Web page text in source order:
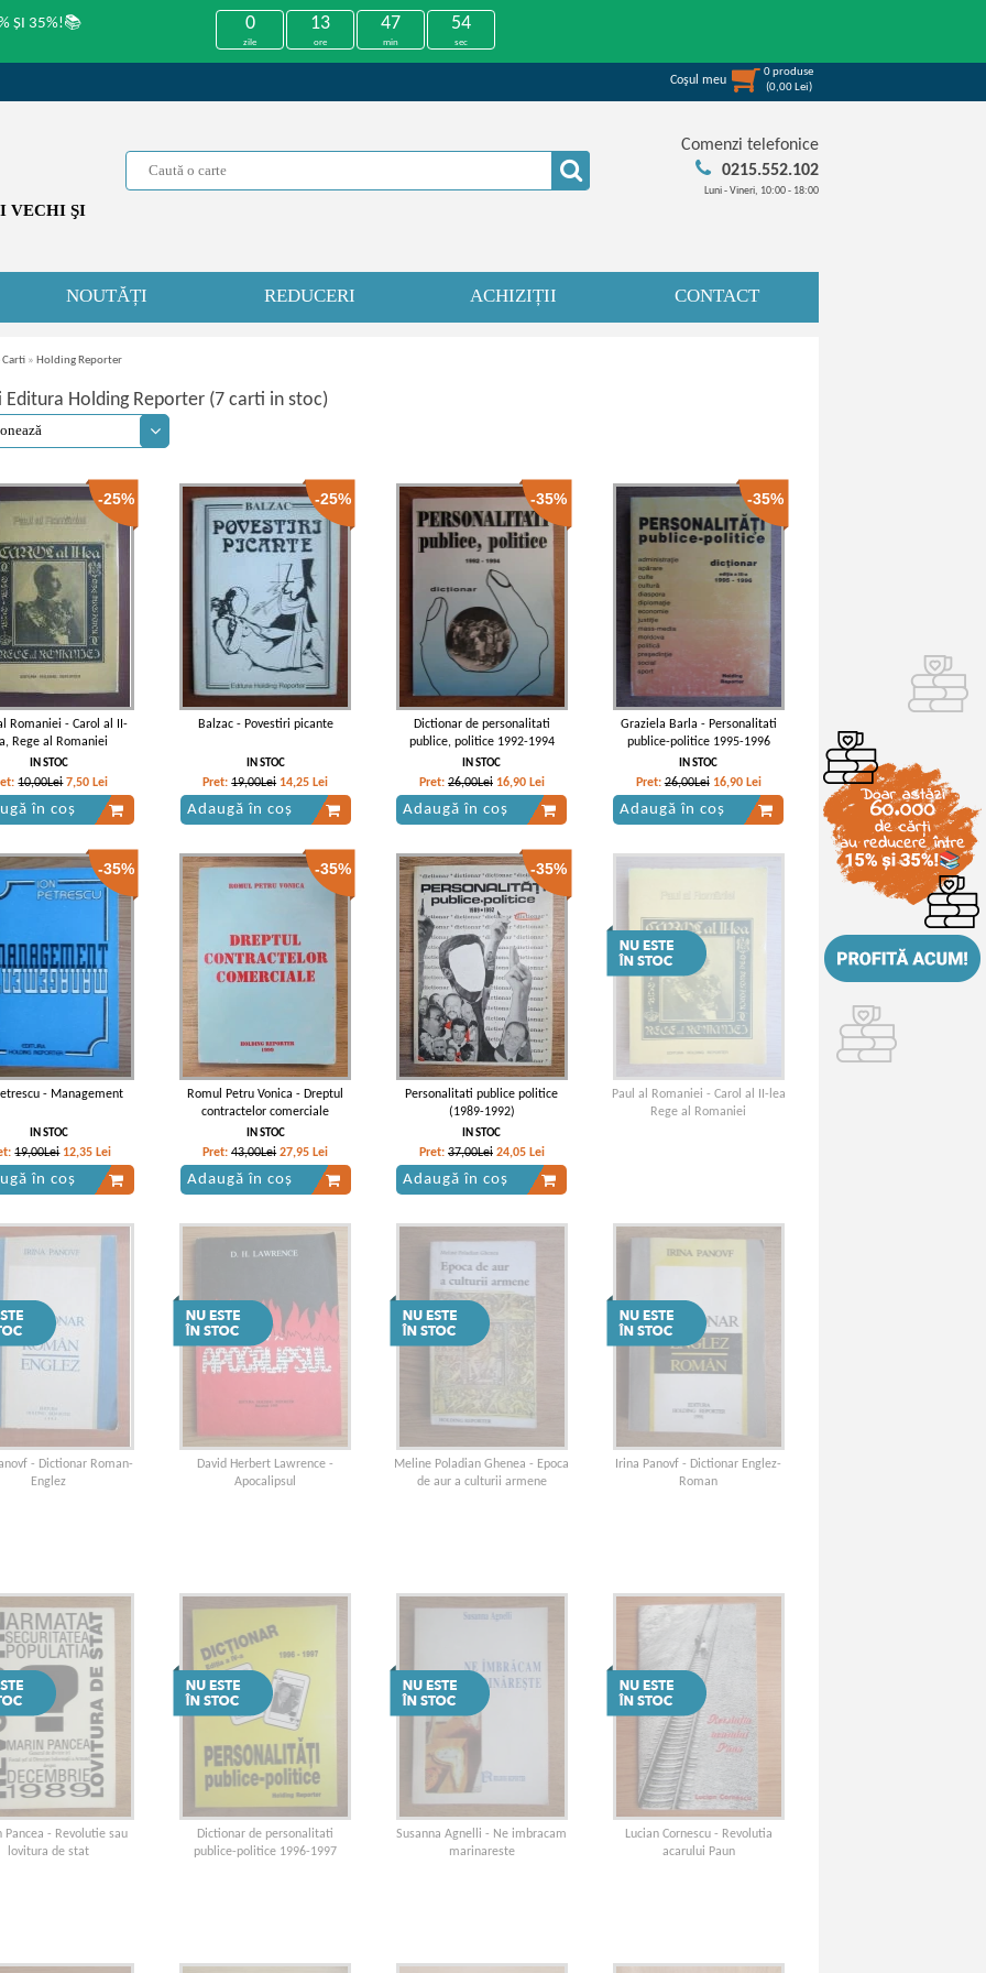
ȘI 35%!📚 0
zile
13
ore
47
min
53
sec
Coşul meu
0produse
(0,00 Lei)
VECHI ŞI
Comenzi telefonice
0215.552.102
Luni - Vineri, 10:00 - 18:00
NOUTĂȚI REDUCERI ACHIZIȚII CONTACT
» Holding Reporter
Editura Holding Reporter (7 carti in stoc)
-25%
Romaniei - Carol al II-
Rege al Romaniei
IN STOC
10,00Lei 7,50 Lei
în coș
-25%
Balzac - Povestiri picante
IN STOC
Pret:19,00Lei 14,25 Lei
Adaugă în coș
-35%
Dictionar de personalitati
publice, politice 1992-1994
IN STOC
Pret: 26,00Lei 16,90 Lei
Adaugă în coș
-35%
Graziela Barla - Personalitati
publice-politice 1995-1996
IN STOC
Pret:26,00Lei 16,90 Lei
Adaugă în coș
-35%
- Management
IN STOC
19,00Lei 12,35 Lei
în coș
-35%
Romul Petru Vonica - Dreptul
contractelor comerciale
IN STOC
Pret:43,00Lei 27,95 Lei
Adaugă în coș
-35%
Personalitati publice politice
(1989-1992)
IN STOC
Pret: 37,00Lei 24,05 Lei
Adaugă în coș
Paul al Romaniei - Carol al II-lea
Rege al Romaniei
- Dictionar Roman-
Englez
David Herbert Lawrence -
Apocalipsul
Meline Poladian Ghenea - Epoca
de aur a culturii armene
Irina Panovf - Dictionar Englez-
Roman
Pancea - Revolutie sau
lovitura de stat
Dictionar de personalitati
publice-politice 1996-1997
Susanna Agnelli - Ne imbracam
marinareste
Lucian Cornescu - Revolutia
acarului Paun